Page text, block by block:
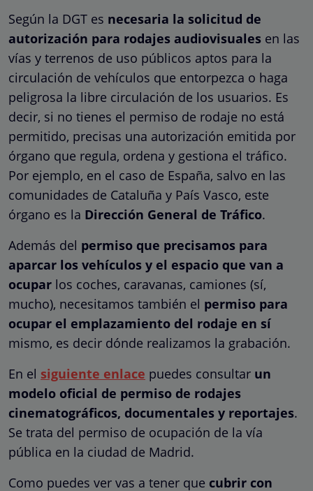
Según la DGT es necesaria la solicitud de
autorización para rodajes audiovisuales en las
vías y terrenos de uso públicos aptos para la
circulación de vehículos que entorpezca o haga
peligrosa la libre circulación de los usuarios. Es
decir, si no tienes el permiso de rodaje no está
permitido, precisas una autorización emitida por
órgano que regula, ordena y gestiona el tráfico.
Por ejemplo, en el caso de España, salvo en las
comunidades de Cataluña y País Vasco, este
órgano es la Dirección General de Tráfico.
Además del permiso que precisamos para
aparcar los vehículos y el espacio que van a
ocupar los coches, caravanas, camiones (sí,
mucho), necesitamos también el permiso para
ocupar el emplazamiento del rodaje en sí
mismo, es decir dónde realizamos la grabación.
En el siguiente enlace puedes consultar un
modelo oficial de permiso de rodajes
cinematográficos, documentales y reportajes.
Se trata del permiso de ocupación de la vía
pública en la ciudad de Madrid.
Como puedes ver vas a tener que cubrir con